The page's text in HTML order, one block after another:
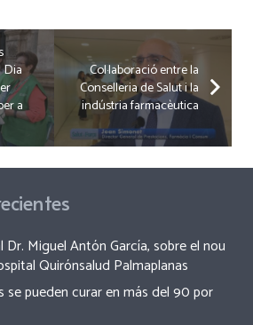
Dia
a
Col·laboració entre la
Conselleria de Salut i la
indústria farmacèutica
Dr. Miguel Antón García, sobre el nou
Quirónsalud Palmaplanas
se pueden curar en más del 90 por